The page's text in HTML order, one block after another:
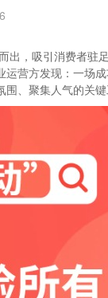
出，吸引消费者驻
运营方发现：一场
、聚集人气的关键